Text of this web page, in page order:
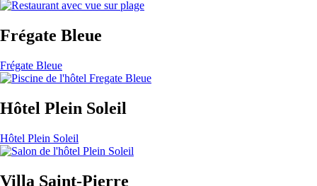
Frégate Bleue
Frégate Bleue
Hôtel Plein Soleil
Hôtel Plein Soleil
Villa Saint-Pierre